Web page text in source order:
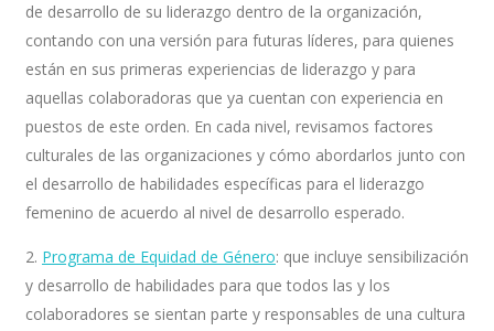
de desarrollo de su liderazgo dentro de la organización,
contando con una versión para futuras líderes, para quienes
están en sus primeras experiencias de liderazgo y para
aquellas colaboradoras que ya cuentan con experiencia en
puestos de este orden. En cada nivel, revisamos factores
culturales de las organizaciones y cómo abordarlos junto con
el desarrollo de habilidades específicas para el liderazgo
femenino de acuerdo al nivel de desarrollo esperado.
2. Programa de Equidad de Género: que incluye sensibilización
y desarrollo de habilidades para que todos las y los
colaboradores se sientan parte y responsables de una cultura